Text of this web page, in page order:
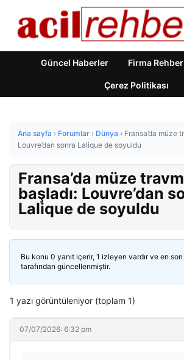
Güncel Haberler Firma
Çerez Politikası
Ana sayfa › Forumlar › Dünya › Fransa’da müze
Louvre’dan sonra Lalique de soyuldu
Fransa’da müze
başladı: Louvre’dan
Lalique de soyuldu
Bu konu 0 yanıt içerir, 1 izleyen vardır ve en son
tarafından güncellenmiştir.
1 yazı görüntüleniyor (toplam 1)
07/07/2026: 6:32 pm